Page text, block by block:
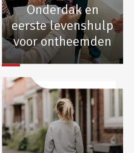
Onderdak en
eerste levenshulp
voor ontheemden